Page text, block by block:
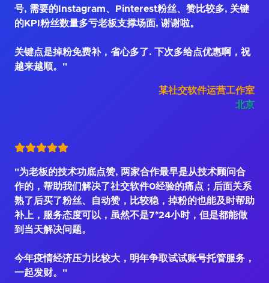
号, 需要的Instagram、Pinterest粉丝、赞比较多, 关键
的KPI粉丝数量多亏老板支撑场面, 谢谢啦。
关键点是掉粉免费补，省心多了. 下次多给点优惠啊，祝
越来越顺。"
某社交软件运营工作室
北京
"为老板的技术功底点赞, 两家合作最早是从技术顾问合
作的，帮助我们解决了社交软件0经验的痛点；后面关系
熟了后买了粉丝、自动赞，比较稳，掉粉的也能及时帮助
补上，服务态度可以，虽然不是7*24小时，但是都能做
到当天解决问题。
今年疫情经济压力比较大，明年争取试试账号托管服务，
一起发财。"